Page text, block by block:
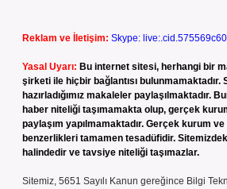
Reklam ve İletişim: Skype:
Yasal Uyarı: Bu internet sitesi, herhangi bir
şirketi ile hiçbir bağlantısı bulunmamaktadır.
hazırladığımız makaleler paylaşılmaktadır.
haber niteliği taşımamakta olup, gerçek
paylaşım yapılmamaktadır. Gerçek kurum
benzerlikleri tamamen tesadüfidir.
halindedir ve tavsiye niteliği taşımazlar.
Sitemiz, 5651 Sayılı Kanun gereğince Bilgi